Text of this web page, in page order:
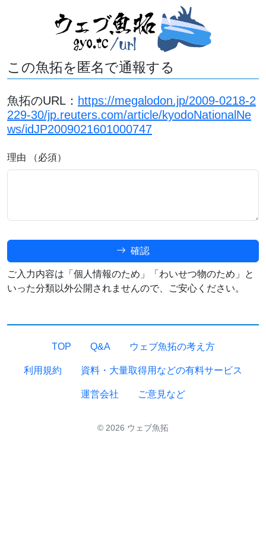
この魚拓を匿名で通報する
魚拓のURL： https://megalodon.jp/2009-0218-2
229-30/jp.reuters.com/article/kyodoNationalNe
ws/idJP2009021601000747
理由 （必須）
確認
ご入力内容は「個人情報のため」「わいせつ物のため」と
いった分類以外公開されませんので、ご安心ください。
TOP Q&A ウェブ魚拓の考え方
利用規約 資料・大量取得用などの有料サービス
運営会社 ご意見など
© 2026 ウェブ魚拓